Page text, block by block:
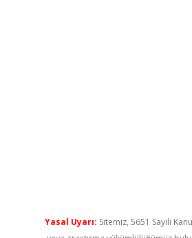
Yasal Uyarı: Sitemiz, 5651 Sayılı